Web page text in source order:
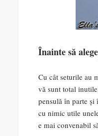
Înainte să
Cu cât seturile au
vă sunt total
pensulă în parte și
cu nimic utile
e mai convenabil